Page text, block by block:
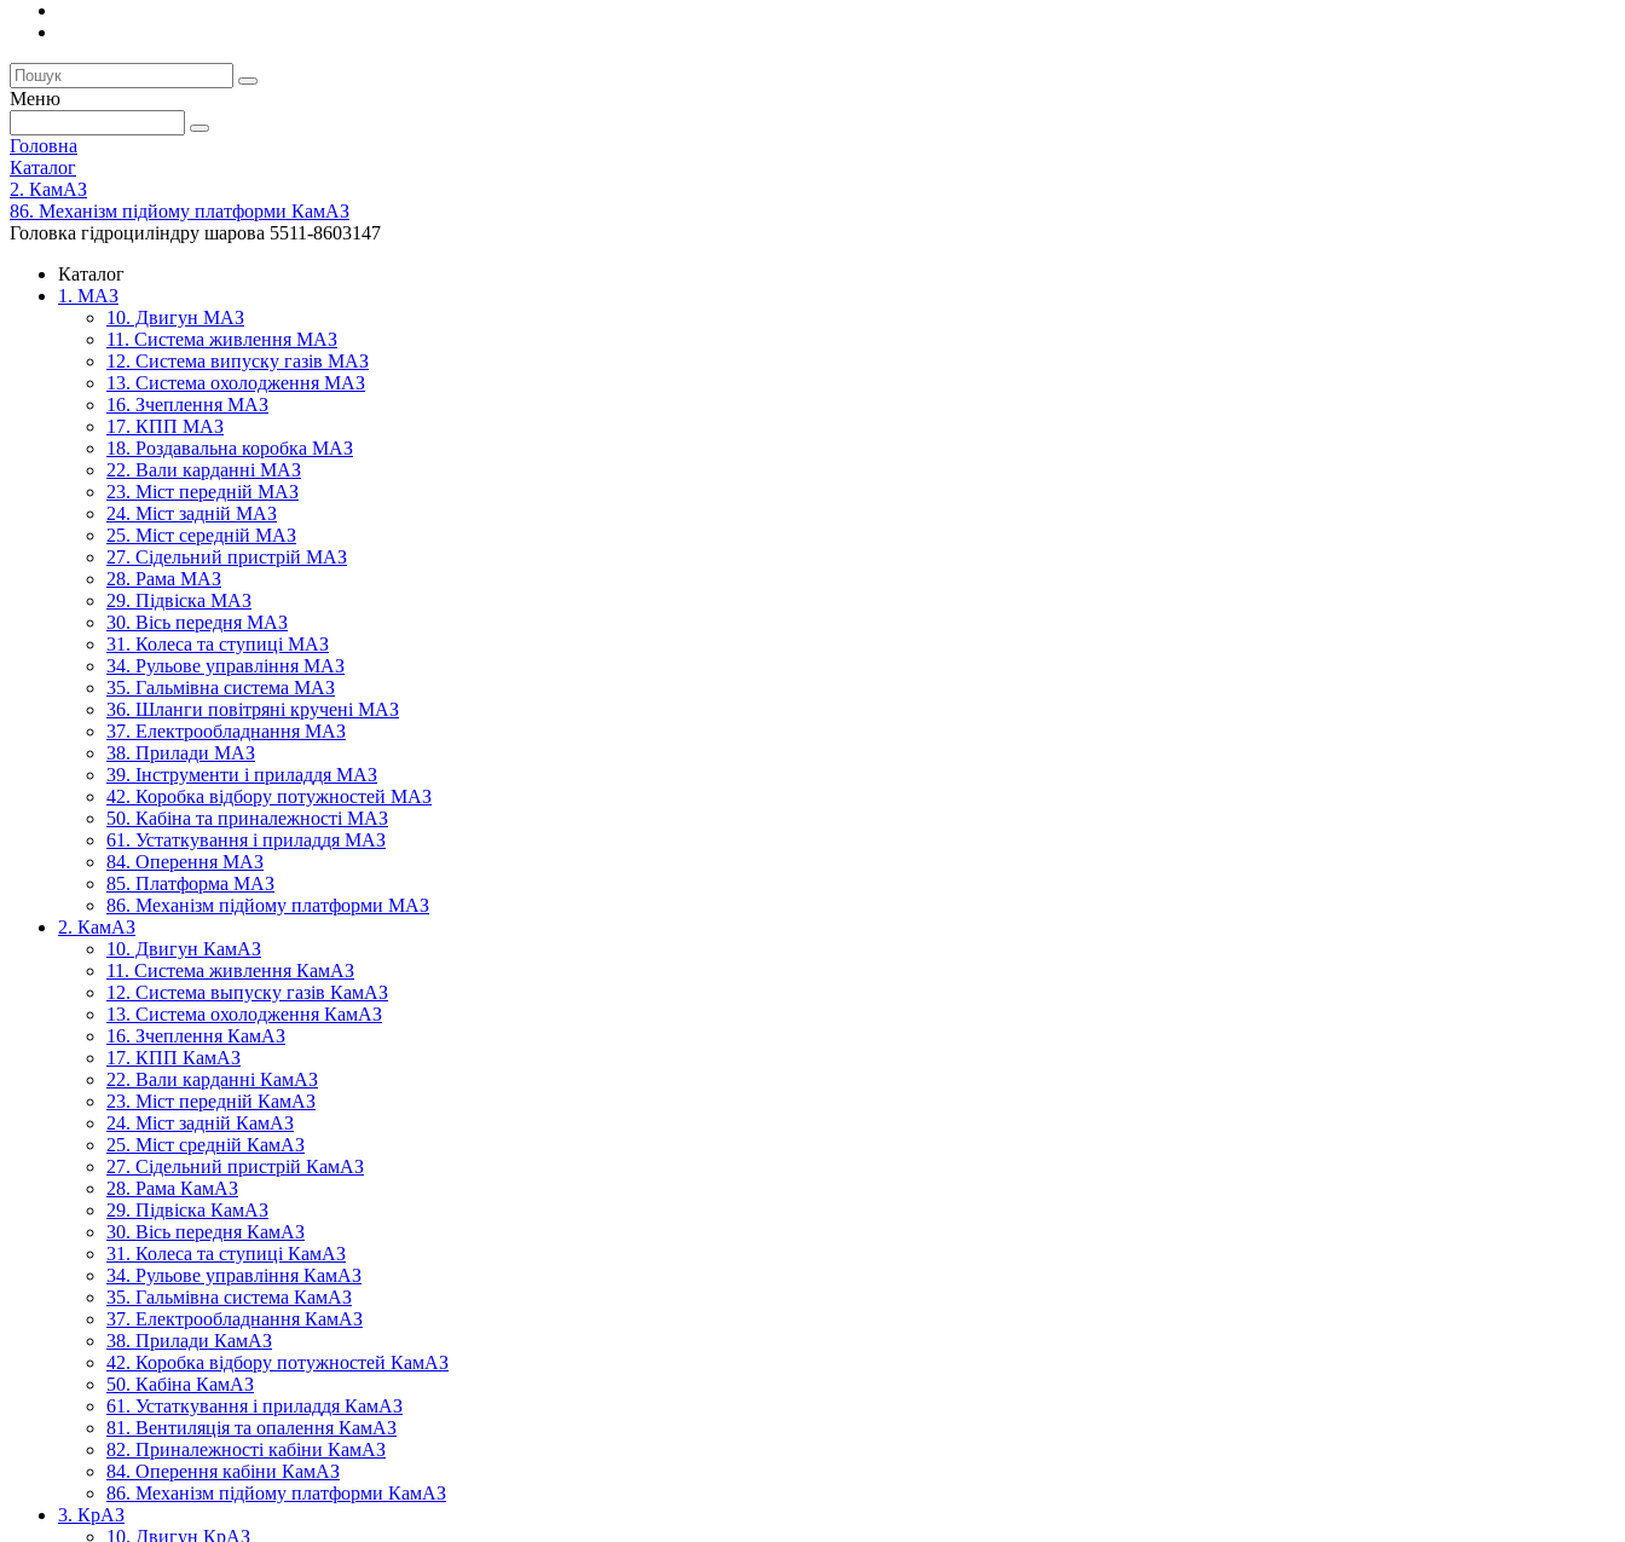
Меню
Головна
Каталог
2. КамАЗ
86. Механізм підйому платформи КамАЗ
Головка гідроциліндру шарова 5511-8603147
Каталог
1. МАЗ
10. Двигун МАЗ
11. Система живлення МАЗ
12. Система випуску газів МАЗ
13. Система охолодження МАЗ
16. Зчеплення МАЗ
17. КПП МАЗ
18. Роздавальна коробка МАЗ
22. Вали карданні МАЗ
23. Міст передній МАЗ
24. Міст задній МАЗ
25. Міст середній МАЗ
27. Сідельний пристрій МАЗ
28. Рама МАЗ
29. Підвіска МАЗ
30. Вісь передня МАЗ
31. Колеса та ступиці МАЗ
34. Рульове управління МАЗ
35. Гальмівна система МАЗ
36. Шланги повітряні кручені МАЗ
37. Електрообладнання МАЗ
38. Прилади МАЗ
39. Інструменти і приладдя МАЗ
42. Коробка відбору потужностей МАЗ
50. Кабіна та приналежності МАЗ
61. Устаткування і приладдя МАЗ
84. Оперення МАЗ
85. Платформа МАЗ
86. Механізм підйому платформи МАЗ
2. КамАЗ
10. Двигун КамАЗ
11. Система живлення КамАЗ
12. Система выпуску газів КамАЗ
13. Система охолодження КамАЗ
16. Зчеплення КамАЗ
17. КПП КамАЗ
22. Вали карданні КамАЗ
23. Міст передній КамАЗ
24. Міст задній КамАЗ
25. Міст средній КамАЗ
27. Сідельний пристрій КамАЗ
28. Рама КамАЗ
29. Підвіска КамАЗ
30. Вісь передня КамАЗ
31. Колеса та ступиці КамАЗ
34. Рульове управління КамАЗ
35. Гальмівна система КамАЗ
37. Електрообладнання КамАЗ
38. Прилади КамАЗ
42. Коробка відбору потужностей КамАЗ
50. Кабіна КамАЗ
61. Устаткування і приладдя КамАЗ
81. Вентиляція та опалення КамАЗ
82. Приналежності кабіни КамАЗ
84. Оперення кабіни КамАЗ
86. Механізм підйому платформи КамАЗ
3. КрАЗ
10. Двигун КрАЗ